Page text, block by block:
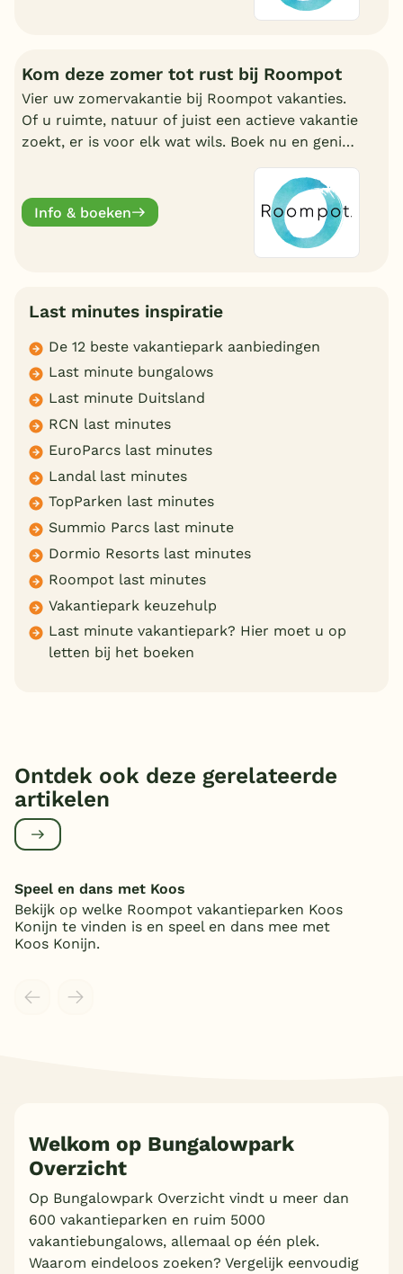
Kom deze zomer tot rust bij Roompot
Vier uw zomervakantie bij Roompot vakanties.
Of u ruimte, natuur of juist een actieve vakantie
zoekt, er is voor elk wat wils. Boek nu en geniet
Info & boeken
Last minutes inspiratie
De 12 beste vakantiepark aanbiedingen
Last minute bungalows
Last minute Duitsland
RCN last minutes
EuroParcs last minutes
Landal last minutes
TopParken last minutes
Summio Parcs last minute
Dormio Resorts last minutes
Roompot last minutes
Vakantiepark keuzehulp
Last minute vakantiepark? Hier moet u op
letten bij het boeken
Ontdek ook deze gerelateerde
artikelen
Speel en dans met Koos
Bekijk op welke Roompot vakantieparken Koos
Konijn te vinden is en speel en dans mee met
Koos Konijn.
Welkom op Bungalowpark
Overzicht
Op Bungalowpark Overzicht vindt u meer dan
600 vakantieparken en ruim 5000
vakantiebungalows, allemaal op één plek.
Waarom eindeloos zoeken? Vergelijk eenvoudig